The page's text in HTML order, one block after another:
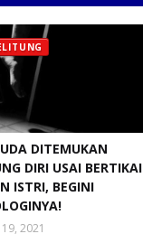
DITEMUKAN
DIRI USAI BERTIKAI
ISTRI, BEGINI
2021